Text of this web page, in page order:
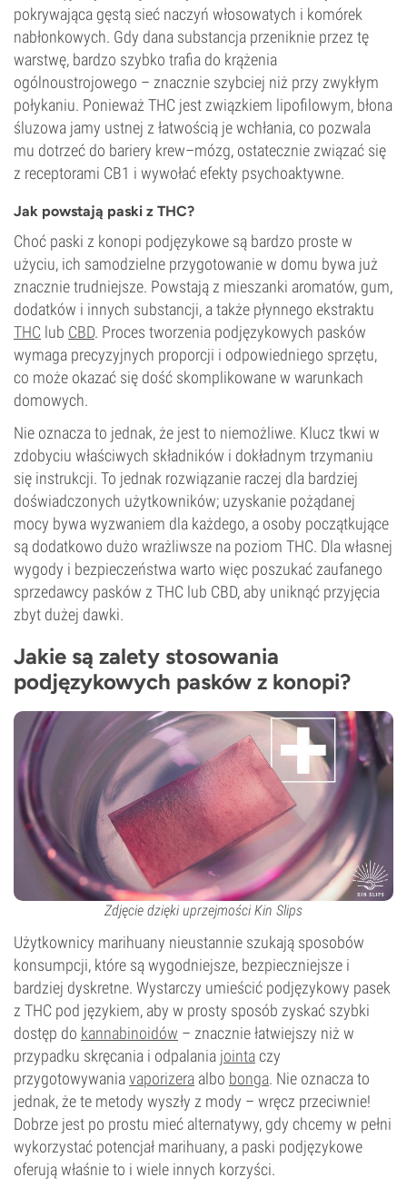
pokrywająca gęstą sieć naczyń włosowatych i komórek
nabłonkowych. Gdy dana substancja przeniknie przez tę
warstwę, bardzo szybko trafia do krążenia
ogólnoustrojowego – znacznie szybciej niż przy zwykłym
połykaniu. Ponieważ THC jest związkiem lipofilowym, błona
śluzowa jamy ustnej z łatwością je wchłania, co pozwala
mu dotrzeć do bariery krew–mózg, ostatecznie związać się
z receptorami CB1 i wywołać efekty psychoaktywne.
Jak powstają paski z THC?
Choć paski z konopi podjęzykowe są bardzo proste w
użyciu, ich samodzielne przygotowanie w domu bywa już
znacznie trudniejsze. Powstają z mieszanki aromatów, gum,
dodatków i innych substancji, a także płynnego ekstraktu
THC lub CBD. Proces tworzenia podjęzykowych pasków
wymaga precyzyjnych proporcji i odpowiedniego sprzętu,
co może okazać się dość skomplikowane w warunkach
domowych.
Nie oznacza to jednak, że jest to niemożliwe. Klucz tkwi w
zdobyciu właściwych składników i dokładnym trzymaniu
się instrukcji. To jednak rozwiązanie raczej dla bardziej
doświadczonych użytkowników; uzyskanie pożądanej
mocy bywa wyzwaniem dla każdego, a osoby początkujące
są dodatkowo dużo wrażliwsze na poziom THC. Dla własnej
wygody i bezpieczeństwa warto więc poszukać zaufanego
sprzedawcy pasków z THC lub CBD, aby uniknąć przyjęcia
zbyt dużej dawki.
Jakie są zalety stosowania
podjęzykowych pasków z konopi?
Zdjęcie dzięki uprzejmości Kin Slips
Użytkownicy marihuany nieustannie szukają sposobów
konsumpcji, które są wygodniejsze, bezpieczniejsze i
bardziej dyskretne. Wystarczy umieścić podjęzykowy pasek
z THC pod językiem, aby w prosty sposób zyskać szybki
dostęp do kannabinoidów – znacznie łatwiejszy niż w
przypadku skręcania i odpalania jointaczy
przygotowywaniavaporizera albo bonga. Nie oznacza to
jednak, że te metody wyszły z mody – wręcz przeciwnie!
Dobrze jest po prostu mieć alternatywy, gdy chcemy w pełni
wykorzystać potencjał marihuany, a paski podjęzykowe
oferują właśnie to i wiele innych korzyści.